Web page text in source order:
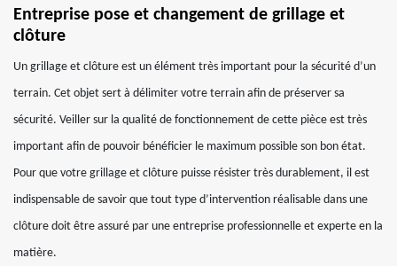
Entreprise pose et changement de grillage et
clôture
Un grillage et clôture est un élément très important pour la sécurité d’un
terrain. Cet objet sert à délimiter votre terrain afin de préserver sa
sécurité. Veiller sur la qualité de fonctionnement de cette pièce est très
important afin de pouvoir bénéficier le maximum possible son bon état.
Pour que votre grillage et clôture puisse résister très durablement, il est
indispensable de savoir que tout type d’intervention réalisable dans une
clôture doit être assuré par une entreprise professionnelle et experte en la
matière.